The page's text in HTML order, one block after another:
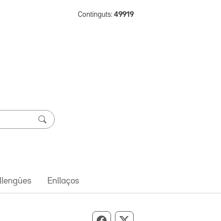
Continguts: 49919
Enllaços